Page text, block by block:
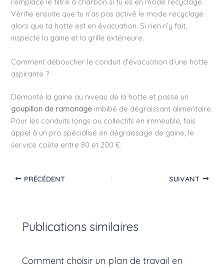
Vérifie ensuite que tu n’as pas activé le mode recyclage
alors que ta hotte est en évacuation. Si rien n’y fait,
inspecte la gaine et la grille extérieure.
Comment déboucher le conduit d’évacuation d’une hotte
aspirante ?
Démonte la gaine au niveau de la hotte et passe un
goupillon de ramonage imbibé de dégraissant alimentaire.
Pour les conduits longs ou collectifs en immeuble, fais
appel à un pro spécialisé en dégraissage de gaine, le
service coûte entre 80 et 200 €.
PRÉCÉDENT SUIVANT
Publications similaires
Comment choisir un plan de travail en